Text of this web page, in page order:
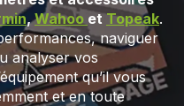
,Wahoo etTopeak.
naviguer
analyser vos
qu’il vous
et en toute